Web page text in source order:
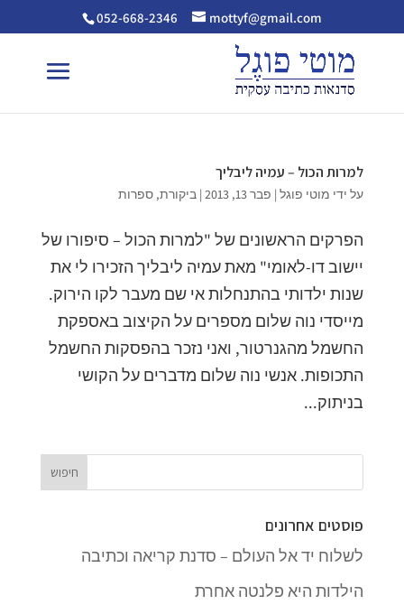
052-668-2346 mottyf@gmail.com
למרות הכול – עמיה ליבליך
על ידי מוטי פוגל| פבר 13, 2013 | ביקורת, ספרות
הפרקים הראשונים של "למרות הכול – סיפורו של
יישוב דו-לאומי" מאת עמיה ליבליך הזכירו לי את
שנות ילדותי בהתנחלות אי שם מעבר לקו הירוק.
מייסדי נוה שלום מספרים על הקיצוב באספקת
החשמל מהגנרטור, ואני נזכר בהפסקות החשמל
התכופות. אנשי נוה שלום מדברים על הקושי
בניתוק...
פוסטים אחרונים
לשלוח יד אל העולם – סדנת קריאה וכתיבה
הילדות היא פלנטה אחרת